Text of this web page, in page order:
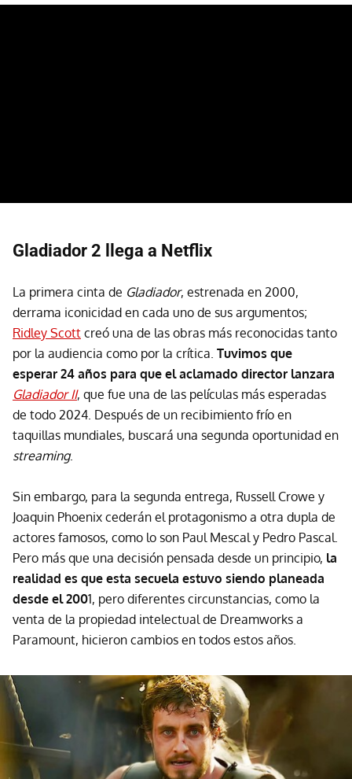
Gladiador 2 llega a Netflix
La primera cinta de Gladiador, estrenada en 2000,
derrama iconicidad en cada uno de sus argumentos;
Ridley Scott creó una de las obras más reconocidas tanto
por la audiencia como por la crítica. Tuvimos que
esperar 24 años para que el aclamado director lanzara
Gladiador II, que fue una de las películas más esperadas
de todo 2024. Después de un recibimiento frío en
taquillas mundiales, buscará una segunda oportunidad en
streaming.
Sin embargo, para la segunda entrega, Russell Crowe y
Joaquin Phoenix cederán el protagonismo a otra dupla de
actores famosos, como lo son Paul Mescal y Pedro Pascal.
Pero más que una decisión pensada desde un principio, la
realidad es que esta secuela estuvo siendo planeada
desde el 2001, pero diferentes circunstancias, como la
venta de la propiedad intelectual de Dreamworks a
Paramount, hicieron cambios en todos estos años.